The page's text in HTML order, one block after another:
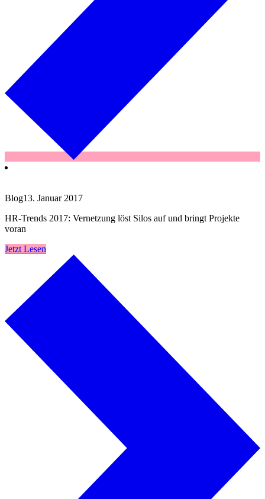
Blog13. Januar 2017
HR-Trends 2017: Vernetzung löst Silos auf und bringt Projekte
voran
Jetzt Lesen